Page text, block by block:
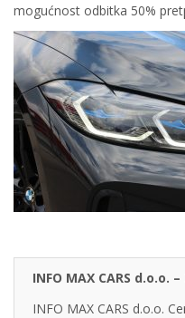
mogućnost odbitka 50%
INFO MAX CARS d.o.o.
INFO MAX CARS d.o.o.